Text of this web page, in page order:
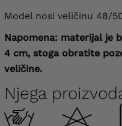
Model nosi veličinu 48/
Napomena: materijal je
4 cm, stoga obratite
veličine.
Njega